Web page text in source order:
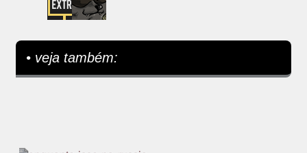
• veja também: